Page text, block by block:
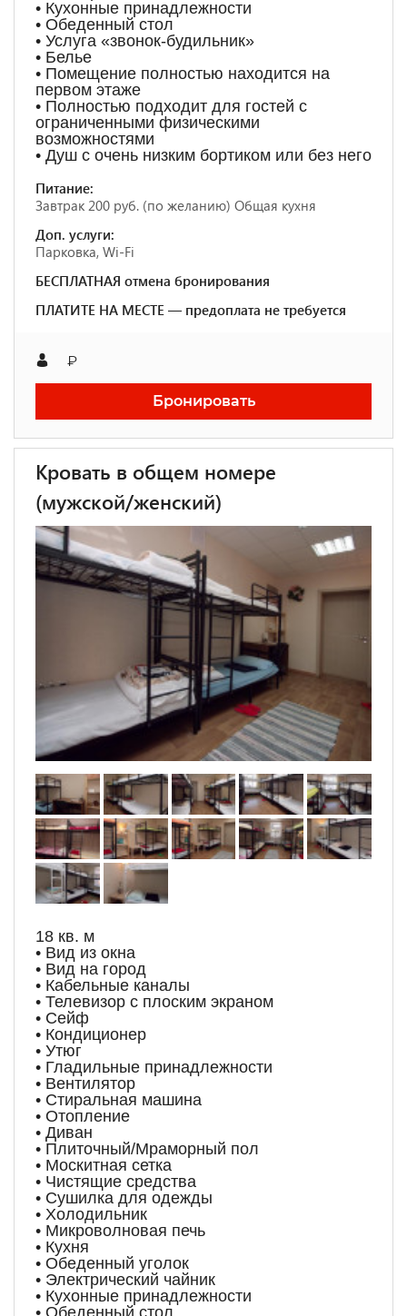
• Кухонные принадлежности
• Обеденный стол
• Услуга «звонок-будильник»
• Белье
• Помещение полностью находится на
первом этаже
• Полностью подходит для гостей с
ограниченными физическими
возможностями
• Душ с очень низким бортиком или без него
Питание:
Завтрак 200 руб. (по желанию) Общая кухня
Доп. услуги:
Парковка, Wi-Fi
БЕСПЛАТНАЯ отмена бронирования
ПЛАТИТЕ НА МЕСТЕ — предоплата не требуется
₽
Бронировать
Кровать в общем номере
(мужской/женский)
18 кв. м
• Вид из окна
• Вид на город
• Кабельные каналы
• Телевизор с плоским экраном
• Сейф
• Кондиционер
• Утюг
• Гладильные принадлежности
• Вентилятор
• Стиральная машина
• Отопление
• Диван
• Плиточный/Мраморный пол
• Москитная сетка
• Чистящие средства
• Сушилка для одежды
• Холодильник
• Микроволновая печь
• Кухня
• Обеденный уголок
• Электрический чайник
• Кухонные принадлежности
• Обеденный стол